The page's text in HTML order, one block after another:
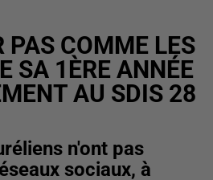
PAS COMME LES
SA 1ÈRE ANNÉE
AU SDIS 28
n'ont pas
sociaux, à